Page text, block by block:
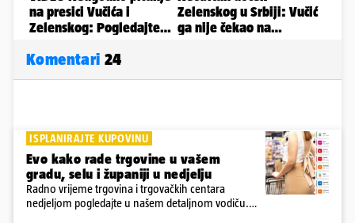
Komentari 24
ISPLANIRAJTE KUPOVINU
Evo kako rade trgovine u vašem
gradu, selu i županiji u nedjelju
Radno vrijeme trgovina i trgovačkih centara
nedjeljom pogledajte u našem detaljnom vodiču.